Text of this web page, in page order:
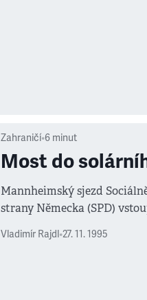
Zahraničí•6 minut
Most do
Mannheimský sjezd
strany Německa (SPD)
na čas vyvrátil starou
Vladimír Rajdl •27. 11. 1995